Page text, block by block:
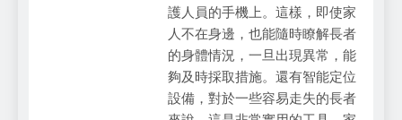
護人員的手機上。這樣，即使家
人不在身邊，也能隨時瞭解長者
的身體情況，一旦出現異常，能
夠及時採取措施。還有智能定位
設備，對於一些容易走失的長者